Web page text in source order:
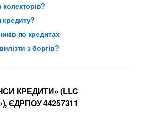
колекторів?
кредиту?
по кредитах
з боргів?
КРЕДИТИ» (LLC
ЄДРПОУ 44257311